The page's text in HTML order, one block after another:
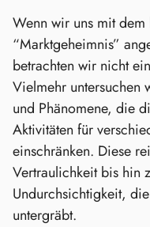
Wenn wir uns mit dem
“Marktgeheimnis”
betrachten wir nicht
Vielmehr untersuchen
und Phänomene, die
Aktivitäten für
einschränken. Diese
Vertraulichkeit bis hin
Undurchsichtigkeit,
untergräbt.